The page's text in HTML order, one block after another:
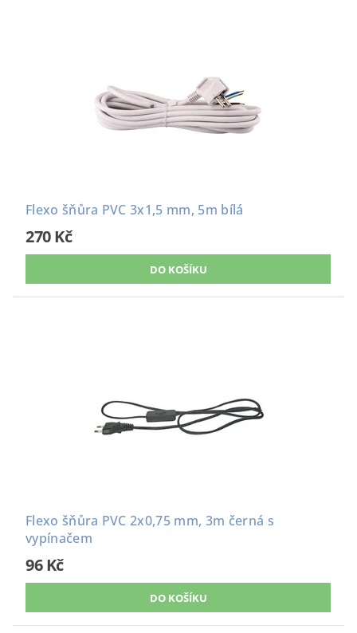
Flexo šňůra PVC 3x1,5 mm, 5m bílá
270 Kč
Flexo šňůra PVC 2x0,75 mm, 3m černá s
vypínačem
96 Kč